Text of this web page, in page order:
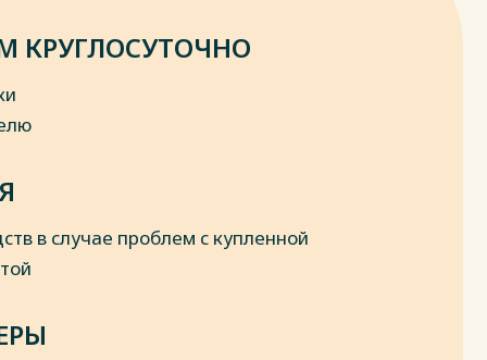
КРУГЛОСУТОЧНО
в случае проблем с купленной